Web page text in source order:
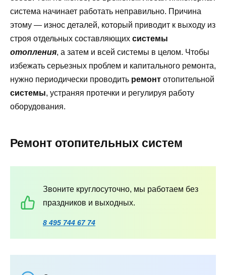
система начинает работать неправильно. Причина
этому — износ деталей, который приводит к выходу из
строя отдельных составляющих системы
отопления, а затем и всей системы в целом. Чтобы
избежать серьезных проблем и капитального ремонта,
нужно периодически проводить ремонт отопительной
системы, устраняя протечки и регулируя работу
оборудования.
Ремонт отопительных систем
Звоните круглосуточно, мы работаем без
праздников и выходных.
8 495 744 67 74